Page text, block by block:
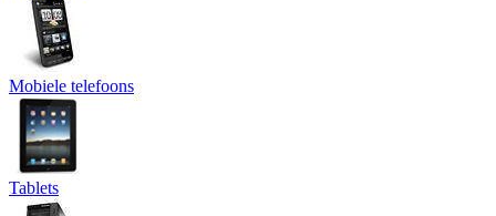
Mobiele telefoons
Tablets